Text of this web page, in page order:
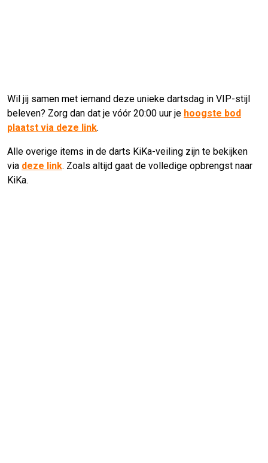
Wil jij samen met iemand deze unieke dartsdag in VIP-stijl
beleven? Zorg dan dat je vóór 20:00 uur je hoogste bod
plaatst via deze link.
Alle overige items in de darts KiKa-veiling zijn te bekijken
via deze link. Zoals altijd gaat de volledige opbrengst naar
KiKa.